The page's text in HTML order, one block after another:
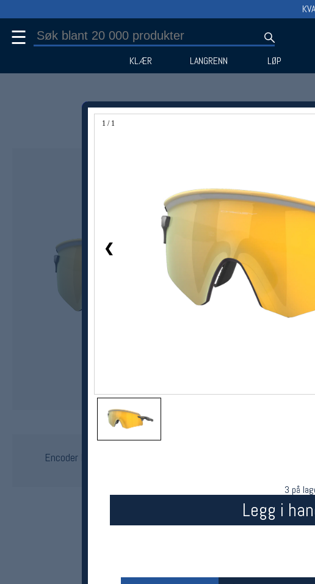
1 / 1
❮
3 på
Legg i
☰
KLÆR LANGRENN LØP
Oakley
Encoder Matte Carbon / Prizm 24K Sportsbriller